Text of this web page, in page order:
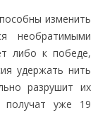
изменить
необратимыми
либо к победе,
удержать нить
разрушит их
получат уже 19